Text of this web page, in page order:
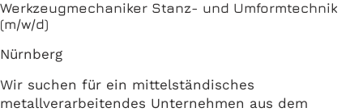
Werkzeugmechaniker Stanz- und Umformtechnik
(m/w/d)
Nürnberg
Wir suchen für ein mittelständisches
metallverarbeitendes Unternehmen aus dem